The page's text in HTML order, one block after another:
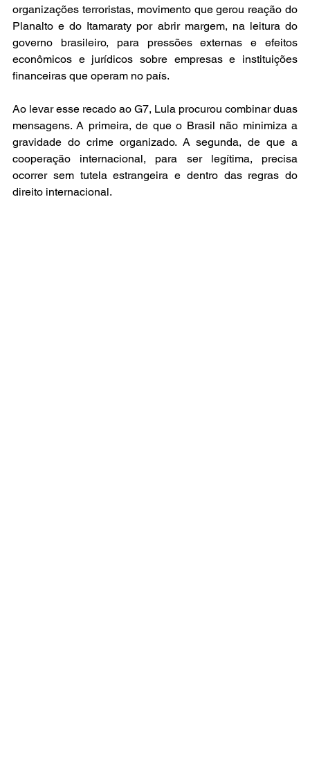
organizações terroristas, movimento que gerou reação do
Planalto e do Itamaraty por abrir margem, na leitura do
governo brasileiro, para pressões externas e efeitos
econômicos e jurídicos sobre empresas e instituições
financeiras que operam no país.
Ao levar esse recado ao G7, Lula procurou combinar duas
mensagens. A primeira, de que o Brasil não minimiza a
gravidade do crime organizado. A segunda, de que a
cooperação internacional, para ser legítima, precisa
ocorrer sem tutela estrangeira e dentro das regras do
direito internacional.